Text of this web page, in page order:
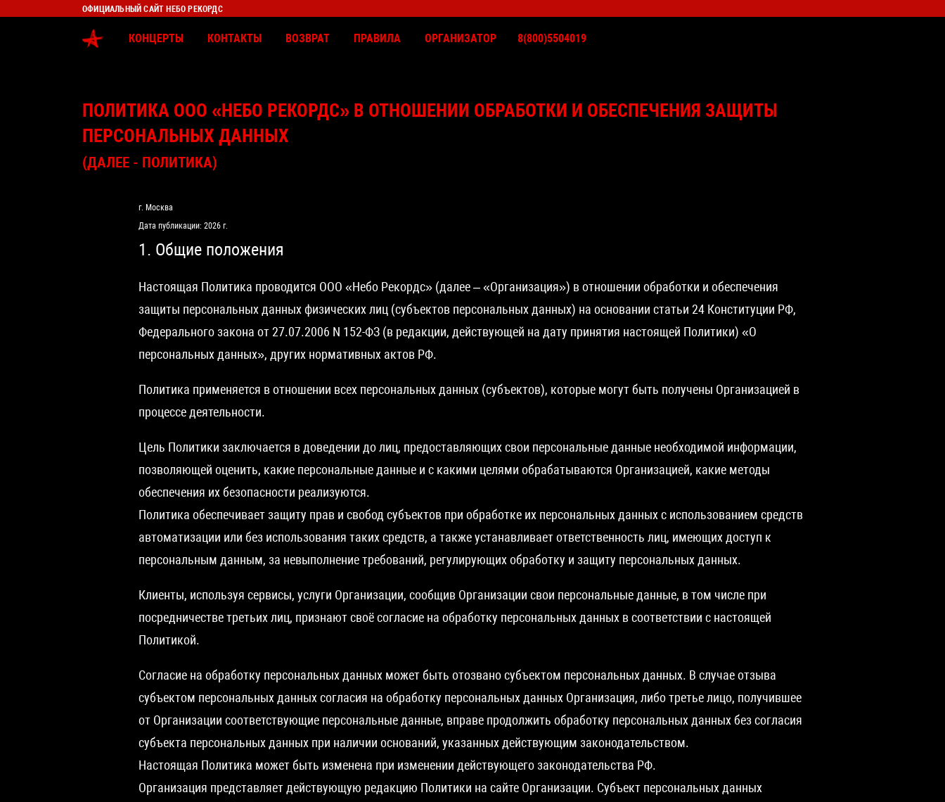
ОФИЦИАЛЬНЫЙ САЙТ НЕБО РЕКОРДС
КОНЦЕРТЫ КОНТАКТЫ ВОЗВРАТ ПРАВИЛА ОРГАНИЗАТОР 8(800)5504019
КОНТАКТЫ
ПОЛИТИКА ООО «НЕБО РЕКОРДС» В ОТНОШЕНИИ ОБРАБОТКИ И ОБЕСПЕЧЕНИЯ ЗАЩИТЫ
ПЕРСОНАЛЬНЫХ ДАННЫХ
(ДАЛЕЕ - ПОЛИТИКА)
г. Москва
Дата публикации: 2026 г.
1. Общие положения
Настоящая Политика проводится ООО «Небо Рекордс» (далее – «Организация») в отношении обработки и обеспечения
защиты персональных данных физических лиц (субъектов персональных данных) на основании статьи 24 Конституции РФ,
Федерального закона от 27.07.2006 N 152-ФЗ (в редакции, действующей на дату принятия настоящей Политики) «О
персональных данных», других нормативных актов РФ.
Политика применяется в отношении всех персональных данных (субъектов), которые могут быть получены Организацией в
процессе деятельности.
Цель Политики заключается в доведении до лиц, предоставляющих свои персональные данные необходимой информации,
позволяющей оценить, какие персональные данные и с какими целями обрабатываются Организацией, какие методы
обеспечения их безопасности реализуются.
Политика обеспечивает защиту прав и свобод субъектов при обработке их персональных данных с использованием средств
автоматизации или без использования таких средств, а также устанавливает ответственность лиц, имеющих доступ к
персональным данным, за невыполнение требований, регулирующих обработку и защиту персональных данных.
Клиенты, используя сервисы, услуги Организации, сообщив Организации свои персональные данные, в том числе при
посредничестве третьих лиц, признают своё согласие на обработку персональных данных в соответствии с настоящей
Политикой.
Согласие на обработку персональных данных может быть отозвано субъектом персональных данных. В случае отзыва
субъектом персональных данных согласия на обработку персональных данных Организация, либо третье лицо, получившее
от Организации соответствующие персональные данные, вправе продолжить обработку персональных данных без согласия
субъекта персональных данных при наличии оснований, указанных действующим законодательством.
Настоящая Политика может быть изменена при изменении действующего законодательства РФ.
Организация представляет действующую редакцию Политики на сайте Организации. Субъект персональных данных